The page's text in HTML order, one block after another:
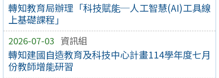
轉知教育局辦理「科技賦能─人工智慧(AI)工具線
上基礎課程」
2026-07-03 資訊組
轉知建國自造教育及科技中心計畫114學年度七月
份教師增能研習